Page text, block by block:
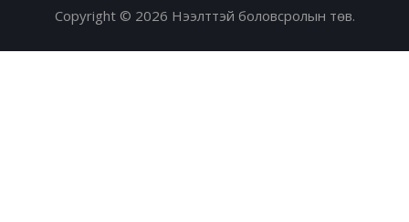
Copyright © 2026 Нээлттэй боловсролын төв.